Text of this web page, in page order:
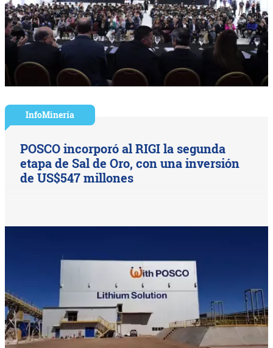
InfoMinería
POSCO incorporó al RIGI la segunda
etapa de Sal de Oro, con una inversión
de US$547 millones